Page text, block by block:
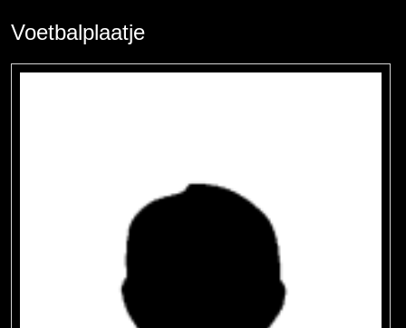
Voetbalplaatje